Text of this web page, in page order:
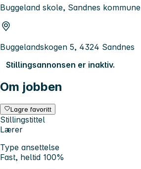
Buggeland skole, Sandnes kommune
Buggelandskogen 5, 4324 Sandnes
Stillingsannonsen er inaktiv.
Om jobben
Lagre favoritt
Stillingstittel
Lærer
Type ansettelse
Fast, heltid 100%